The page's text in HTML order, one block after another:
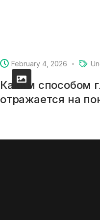
February 4, 2026
Каким способом
отражается на